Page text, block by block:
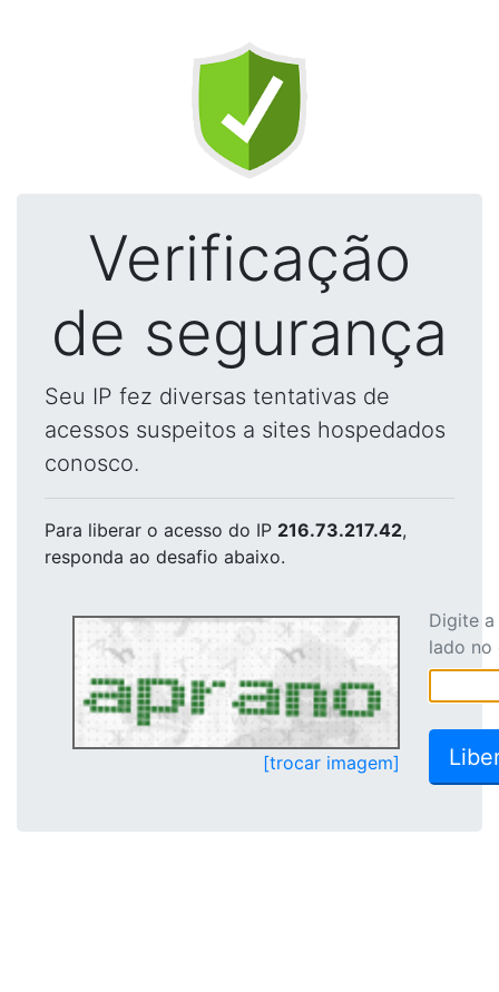
Verificação
de segurança
Seu IP fez diversas tentativas de
acessos suspeitos a sites hospedados
conosco.
Para liberar o acesso do IP 216.73.217.42,
responda ao desafio abaixo.
[trocar imagem]
Digite
lado no